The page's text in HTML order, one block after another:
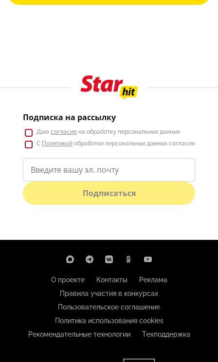
Подписка на рассылку
Даю согласие на обработку персональных данных
С Политикой обработки персональных данных согласен
Подписаться
О проекте Контакты
Реклама
Правила участия в конкурсах
Пользовательское соглашение
Политика использования cookies
Рекомендательные технологии
Техподдержка